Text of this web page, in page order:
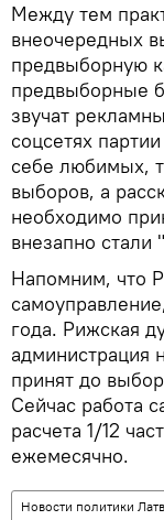
Между тем
внеочередных
предвыборную
предвыборные
звучат
соцсетях
себе любимых,
выборов, а
необходимо
внезапно
Напомним, что
года. Рижская
администрация
принят до
Сейчас работа
расчета 1/12
ежемесячно.
Новости политики